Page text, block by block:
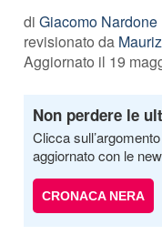
di Giacomo Nardone
revisionato da
Aggiornato il 19
Non perdere le
Clicca
aggiornato con le
CRONACA NERA